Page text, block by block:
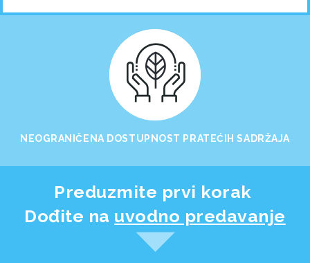
NEOGRANIČENA DOSTUPNOST PRATEĆIH SADRŽAJA
Preduzmite prvi korak
Dođite na uvodno predavanje